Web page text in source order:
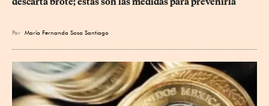
Por María Fernanda Sosa Santiago